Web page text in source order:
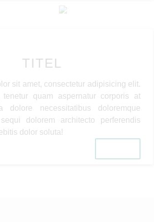
TITEL
sit amet, consectetur adipisicing elit.
tenetur quam aspernatur corporis at
dolore necessitatibus doloremque
dolorem architecto perferendis
dolor soluta!